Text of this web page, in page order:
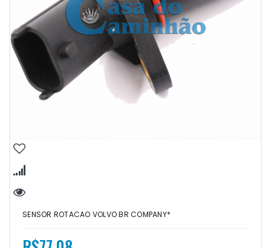
SENSOR ROTACAO VOLVO BR COMPANY*